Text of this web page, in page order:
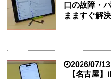
口の故障・
まますぐ解決
2026/07/13
【名古屋